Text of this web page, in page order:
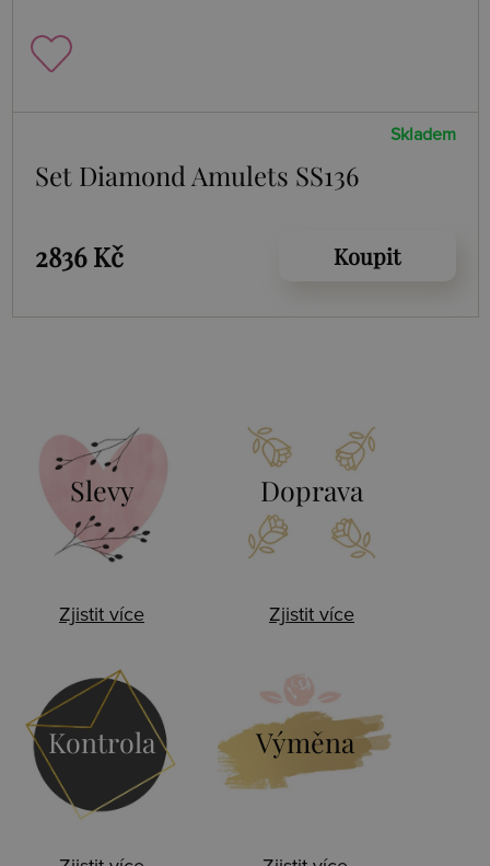
Skladem
Set Diamond Amulets SS136
2836 Kč Koupit
Slevy
Zjistit více
Doprava
Zjistit více
Kontrola Výměna